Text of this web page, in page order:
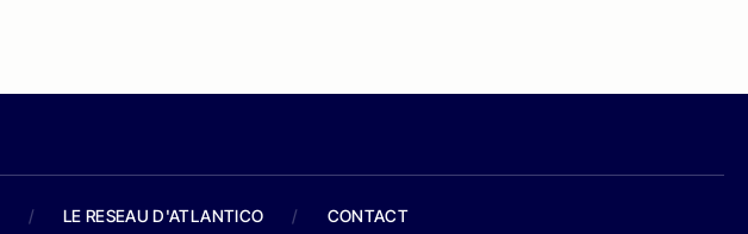
/ LE RESEAU D'ATLANTICO / CONTACT